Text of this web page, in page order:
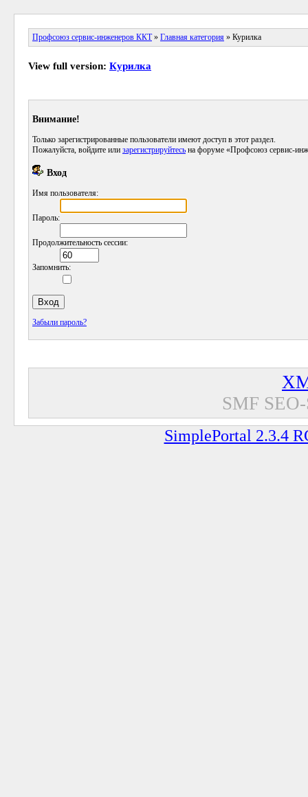
Профсоюз сервис-инженеров ККТ» Главная категория » Курилка
View full version: Курилка
Внимание!
Только зарегистрированные пользователи имеют доступ в этот раздел.
Пожалуйста, войдите или зарегистрируйтесь на форуме «Профсоюз сервис-
Вход
Имя пользователя:
Пароль:
Продолжительность сессии:
Запомнить:
Забыли пароль?
SMF
SimplePortal 2.3.4